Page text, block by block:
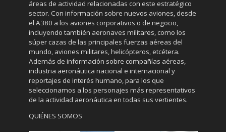
áreas de actividad relacionadas con este estratégico
sector. Con información sobre nuevos aviones, desde
el A380 a los aviones corporativos o de negocio,
incluyendo también aeronaves militares, como los
súper cazas de las principales fuerzas aéreas del
mundo, aviones militares, helicópteros, etcétera.
Además de información sobre compañías aéreas,
industria aeronáutica nacional e internacional y
reportajes de interés humano, para los que
seleccionamos a los personajes más representativos
de la actividad aeronáutica en todas sus vertientes.
QUIÉNES SOMOS